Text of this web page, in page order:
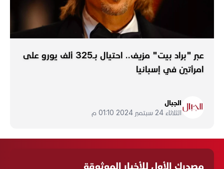
عبر "براد بيت" مزيف.. احتيال بـ325 ألف يورو على
امرأتين في إسبانيا
الجبال
الثلاثاء 24 سبتمبر 2024 01:10 م
مصدرك الأول للأخبار الموثوقة